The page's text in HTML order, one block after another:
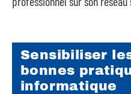
Sensibiliser
bonnes
informatique